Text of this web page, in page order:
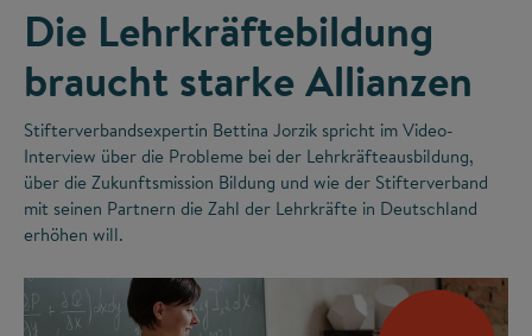
Die Lehrkräftebildung
braucht starke Allianzen
Stifterverbandsexpertin Bettina Jorzik spricht im Video-
Interview über die Probleme bei der Lehrkräfteausbildung,
über die Zukunftsmission Bildung und wie der Stifterverband
mit seinen Partnern die Zahl der Lehrkräfte in Deutschland
erhöhen will.